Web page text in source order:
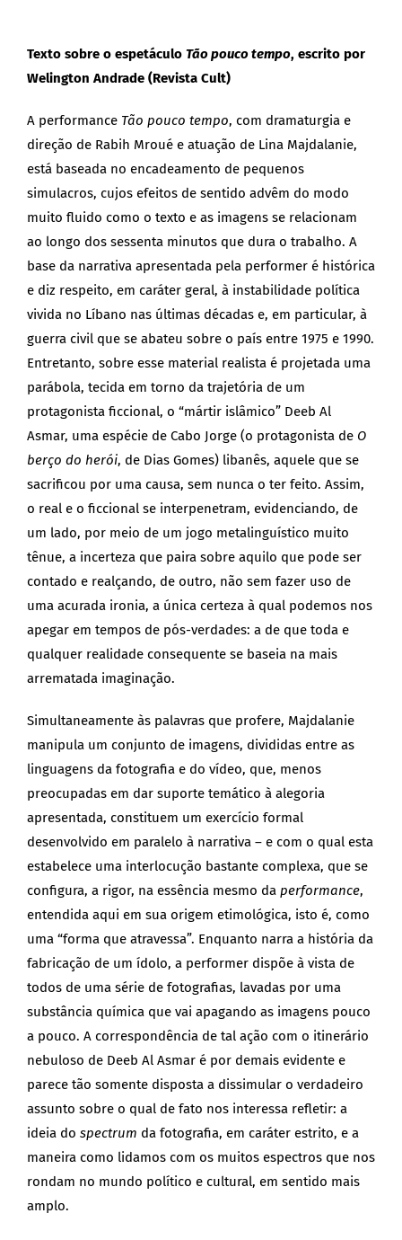
Texto sobre o espetáculo Tão pouco tempo, escrito por
Welington Andrade (Revista Cult)
A performance Tão pouco tempo, com dramaturgia e
direção de Rabih Mroué e atuação de Lina Majdalanie,
está baseada no encadeamento de pequenos
simulacros, cujos efeitos de sentido advêm do modo
muito fluido como o texto e as imagens se relacionam
ao longo dos sessenta minutos que dura o trabalho. A
base da narrativa apresentada pela performer é histórica
e diz respeito, em caráter geral, à instabilidade política
vivida no Líbano nas últimas décadas e, em particular, à
guerra civil que se abateu sobre o país entre 1975 e 1990.
Entretanto, sobre esse material realista é projetada uma
parábola, tecida em torno da trajetória de um
protagonista ficcional, o “mártir islâmico” Deeb Al
Asmar, uma espécie de Cabo Jorge (o protagonista de O
berço do herói, de Dias Gomes) libanês, aquele que se
sacrificou por uma causa, sem nunca o ter feito. Assim,
o real e o ficcional se interpenetram, evidenciando, de
um lado, por meio de um jogo metalinguístico muito
tênue, a incerteza que paira sobre aquilo que pode ser
contado e realçando, de outro, não sem fazer uso de
uma acurada ironia, a única certeza à qual podemos nos
apegar em tempos de pós-verdades: a de que toda e
qualquer realidade consequente se baseia na mais
arrematada imaginação.
Simultaneamente às palavras que profere, Majdalanie
manipula um conjunto de imagens, divididas entre as
linguagens da fotografia e do vídeo, que, menos
preocupadas em dar suporte temático à alegoria
apresentada, constituem um exercício formal
desenvolvido em paralelo à narrativa – e com o qual esta
estabelece uma interlocução bastante complexa, que se
configura, a rigor, na essência mesmo da performance,
entendida aqui em sua origem etimológica, isto é, como
uma “forma que atravessa”. Enquanto narra a história da
fabricação de um ídolo, a performer dispõe à vista de
todos de uma série de fotografias, lavadas por uma
substância química que vai apagando as imagens pouco
a pouco. A correspondência de tal ação com o itinerário
nebuloso de Deeb Al Asmar é por demais evidente e
parece tão somente disposta a dissimular o verdadeiro
assunto sobre o qual de fato nos interessa refletir: a
ideia do spectrum da fotografia, em caráter estrito, e a
maneira como lidamos com os muitos espectros que nos
rondam no mundo político e cultural, em sentido mais
amplo.